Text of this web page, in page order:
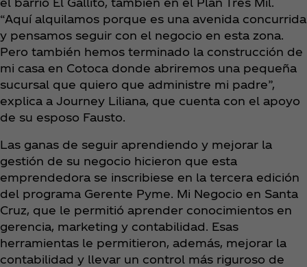
“Aquí alquilamos porque es una avenida concurrida
y pensamos seguir con el negocio en esta zona.
Pero también hemos terminado la construcción de
mi casa en Cotoca donde abriremos una pequeña
sucursal que quiero que administre mi padre”,
explica a Journey Liliana, que cuenta con el apoyo
de su esposo Fausto.
Las ganas de seguir aprendiendo y mejorar la
gestión de su negocio hicieron que esta
emprendedora se inscribiese en la tercera edición
del programa Gerente Pyme. Mi Negocio en Santa
Cruz, que le permitió aprender conocimientos en
gerencia, marketing y contabilidad. Esas
herramientas le permitieron, además, mejorar la
contabilidad y llevar un control más riguroso de